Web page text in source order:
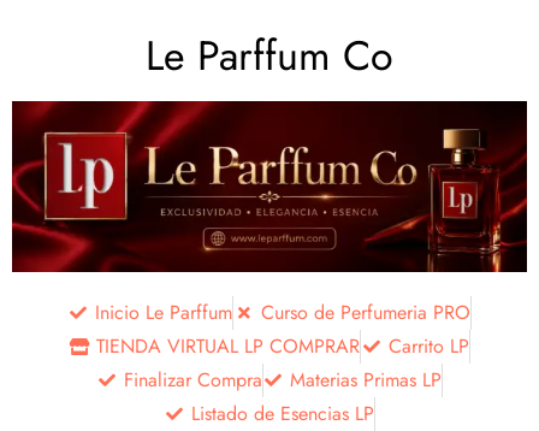
Le Parffum Co
Inicio Le Parffum
Curso de Perfumeria PRO
TIENDA VIRTUAL LP COMPRAR
Carrito LP
Finalizar Compra
Materias Primas LP
Listado de Esencias LP